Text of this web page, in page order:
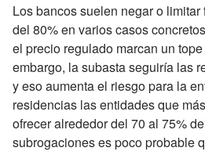
Los bancos suelen negar o
del 80% en varios casos
el precio regulado marcan un
embargo, la subasta seguiría las
y eso aumenta el riesgo para la
residencias las entidades que
ofrecer alrededor del 70 al 75%
subrogaciones es poco probable